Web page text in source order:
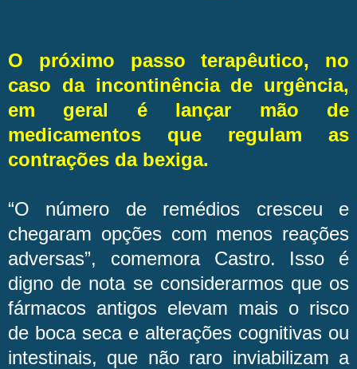
O próximo passo terapêutico, no
caso da incontinência de urgência,
em geral é lançar mão de
medicamentos que regulam as
contrações da bexiga.
“O número de remédios cresceu e
chegaram opções com menos reações
adversas”, comemora Castro. Isso é
digno de nota se considerarmos que os
fármacos antigos elevam mais o risco
de boca seca e alterações cognitivas ou
intestinais, que não raro inviabilizam a